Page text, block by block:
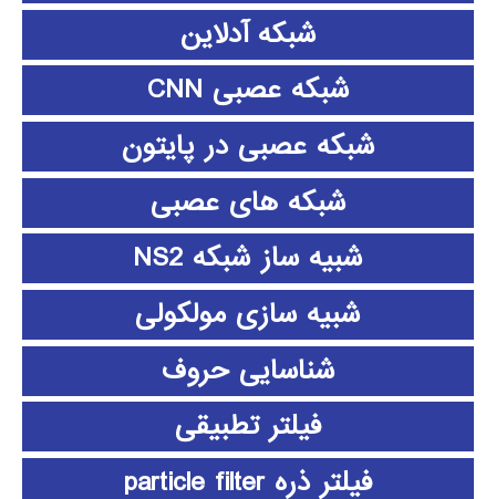
شبکه آدلاین
شبکه عصبی CNN
شبکه عصبی در پایتون
شبکه های عصبی
شبیه ساز شبکه NS2
شبیه سازی مولکولی
شناسایی حروف
فیلتر تطبیقی
فیلتر ذره particle filter